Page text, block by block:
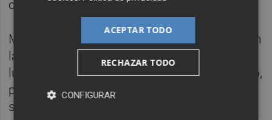
con
dos aces seguidos.
Musetti tuvo una buena puesta en escena en
la tercera manga pues ganó su saque y
luego dispuso de dos bolas de break al resto,
pero Alcaraz salió de ese apuro y la igualdad
se fue manteniendo hasta el 2-2.
ACEPTAR TODO
RECHAZAR TODO
CONFIGURAR